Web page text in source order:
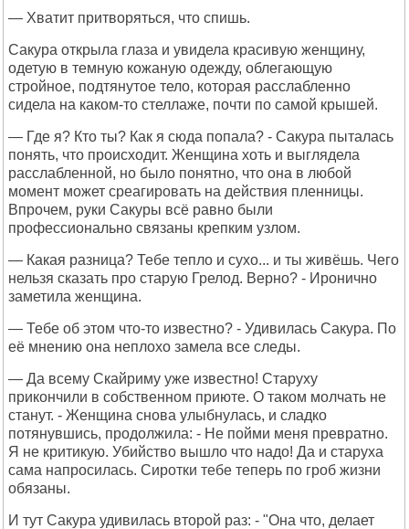
— Хватит притворяться, что спишь.
Сакура открыла глаза и увидела красивую женщину,
одетую в темную кожаную одежду, облегающую
стройное, подтянутое тело, которая расслабленно
сидела на каком-то стеллаже, почти по самой крышей.
— Где я? Кто ты? Как я сюда попала? - Сакура пыталась
понять, что происходит. Женщина хоть и выглядела
расслабленной, но было понятно, что она в любой
момент может среагировать на действия пленницы.
Впрочем, руки Сакуры всё равно были
профессионально связаны крепким узлом.
— Какая разница? Тебе тепло и сухо... и ты живёшь. Чего
нельзя сказать про старую Грелод. Верно? - Иронично
заметила женщина.
— Тебе об этом что-то известно? - Удивилась Сакура. По
её мнению она неплохо замела все следы.
— Да всему Скайриму уже известно! Старуху
прикончили в собственном приюте. О таком молчать не
станут. - Женщина снова улыбнулась, и сладко
потянувшись, продолжила: - Не пойми меня превратно.
Я не критикую. Убийство вышло что надо! Да и старуха
сама напросилась. Сиротки тебе теперь по гроб жизни
обязаны.
И тут Сакура удивилась второй раз: - "Она что, делает